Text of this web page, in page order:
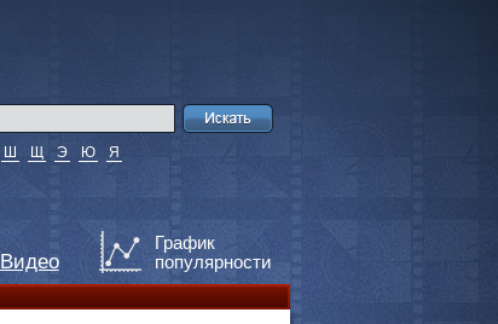
Ш Щ Э Ю Я
Видео
График
популярности